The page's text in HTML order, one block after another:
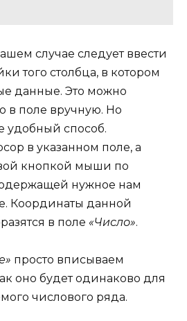
случае следует ввести
того столбца, в котором
данные. Это можно
в поле вручную. Но
удобный способ.
в указанном поле, а
кнопкой мыши по
нужное нам
Координаты данной
в поле «Число».
просто вписываем
оно будет одинаково для
числового ряда.